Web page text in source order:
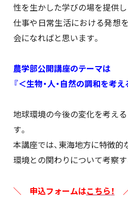
性を生かした学びの場を提供し
仕事や日常生活における発想
会になればと思います。
農学部公開講座のテーマは
『＜生物・人・自然の調和を考
地球環境の今後の変化を考え
す。
本講座では、東海地方に特徴的
環境との関わりについて考察
＼ 申込フォームはこちら！